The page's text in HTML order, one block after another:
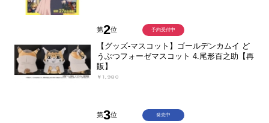
第2位
【グッズ-マスコット】ゴールデンカムイ ど
うぶつフォーゼマスコット 4.尾形百之助【再
販】
￥1,980
予約受付中
第3位 発売中